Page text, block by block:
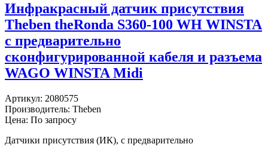
Инфракрасный датчик присутствия
Theben theRonda S360-100 WH WINSTA
c предварительно
сконфигурированной кабеля и разъема
WAGO WINSTA Midi
Артикул: 2080575
Производитель: Theben
Цена: По запросу
Датчики присутствия (ИК), c предварительно